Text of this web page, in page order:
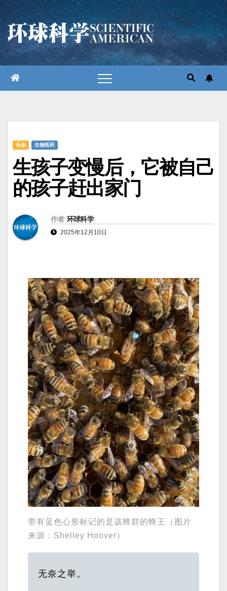
跳
至
内
容
头条 生物医药
生孩子变慢后，它被自己
的孩子赶出家门
作者 环球科学
2025年12月10日
带有蓝色心形标记的是该蜂群的蜂王（图片
来源：Shelley Hoover）
无奈之举。